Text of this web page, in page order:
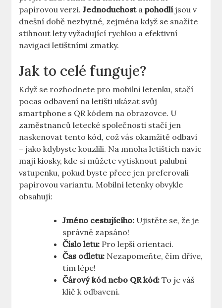
papírovou verzi.Jednoduchostapohodlíjsou v
dnešní době nezbytné, zejména když se snažíte
stihnout lety vyžadující rychlou a efektivní
navigaci letištními zmatky.
Jak to celé funguje?
Když se rozhodnete pro mobilní letenku, stačí
pocas odbavení na letišti ukázat svůj
smartphone s QR kódem na obrazovce. U
zaměstnanců letecké společnosti stačí jen
naskenovat tento kód, což vás okamžitě odbaví
– jako kdybyste kouzlili. Na mnoha letištích navíc
mají kiosky, kde si můžete vytisknout palubní
vstupenku, pokud byste přece jen preferovali
papírovou variantu. Mobilní letenky obvykle
obsahují:
Jméno cestujícího: Ujistěte se, že je
správně zapsáno!
Číslo letu: Pro lepší orientaci.
Čas odletu: Nezapomeňte, čím dříve,
tím lépe!
Čárový kód nebo QR kód: To je váš
klíč k odbavení.